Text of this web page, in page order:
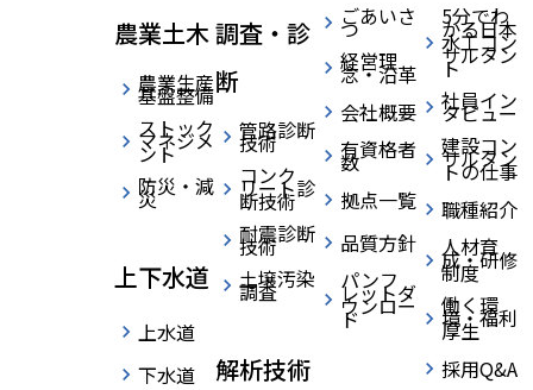
農業土木
農業生産
基盤整備
ストック
マネジメ
ント
防災・減
災
上下水道
上水道
下水道
調査・診
断
管路診断
技術
コンク
リート診
断技術
耐震診断
技術
土壌汚染
調査
解析技術
ごあいさ
つ
経営理
念・沿革
会社概要
有資格者
数
拠点一覧
品質方針
パンフ
レットダ
ウンロー
ド
5分でわ
かる日本
水工コン
サルタン
ト
社員イン
タビュー
建設コン
サルタン
トの仕事
職種紹介
人材育
成・研修
制度
働く環
境・福利
厚生
採用Q&A
社員インタビュー